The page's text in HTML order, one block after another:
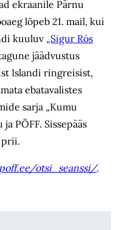
ekraanile Pärnu
lõpeb 21. mail, kui
kuuluv „Sigur Rós
jäädvustus
Islandi ringreisist,
ebatavalistes
sarja „Kumu
PÖFF. Sissepääs
prii.
otsi_seanssi/.